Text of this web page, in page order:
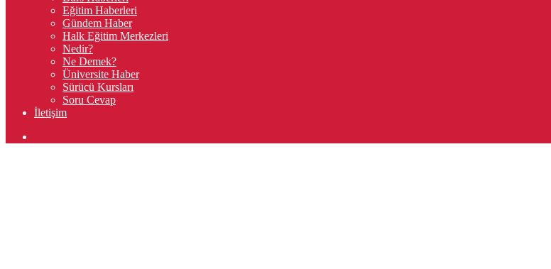
Eğitim Haberleri
Gündem Haber
Halk Eğitim Merkezleri
Nedir?
Ne Demek?
Üniversite Haber
Sürücü Kursları
Soru Cevap
İletişim